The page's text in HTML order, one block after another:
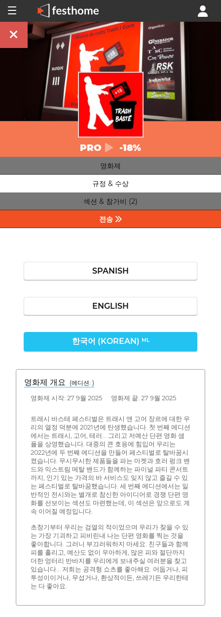
PRO -18%
영화제
규정 & 수상
섹션 & 참가비 (2)
전송
SPANISH
ENGLISH
한국어 (KOREAN) ML
영화제 개요 (에디션: )
영화제 시작: 27 9월 2025 영화제 끝: 27 9월 2025
트래시 바스테 페스티벌은 트래시 앤 고어 장르에 대한 우
리의 열정 덕분에 2021년에 탄생했습니다. 첫 번째 에디션
에서는 트래시, 고어, 테러... 그리고 저예산 단편 영화 샘
플을 상영했습니다. 대중의 큰 호응에 힘입어 우리는
2022년에 두 번째 에디션을 만들어 페스티벌로 탈바꿈시
켰습니다. 무시무시한 제품들을 파는 마켓과 호러 펑크 밴
드와 익스트림 메탈 밴드가 함께하는 파이널 파티 콘서트
까지, 인기 있는 가격의 바 서비스도 잊지 않고 즐길 수 있
는 페스티벌로 탈바꿈했습니다. 세 번째 에디션에서는 일
반적인 전시와는 별개로 참신한 아이디어로 경쟁 단편 영
화를 선보이는 섹션도 마련했는데, 이 섹션은 앞으로도 계
속 이어질 예정입니다.
초창기부터 우리는 검열의 적이었으며 우리가 찾을 수 있
는 가장 기괴하고 피비린내 나는 단편 영화를 찍는 것을
좋아합니다. 그러니 부끄러워하지 마세요. 친구들과 함께
피를 흘리고, 예산도 없이 우아하게, 많은 피와 절단까지
더한 엉터리 반바지를 우리에게 보내주실 여러분을 찾고
있습니다... 저희는 공격형 쇼츠를 좋아해요. 어둡거나, 피
투성이이거나, 무섭거나, 환상적이든, 쓰레기든 우리한테
는 다 좋아요.